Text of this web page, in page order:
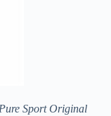
Sport Original